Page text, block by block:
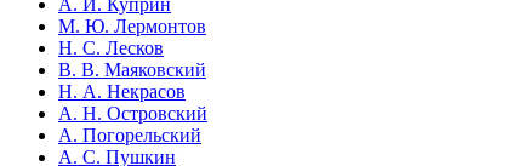
М. Ю. Лермонтов
Н. С. Лесков
В. В. Маяковский
Н. А. Некрасов
А. Н. Островский
А. Погорельский
А. С. Пушкин